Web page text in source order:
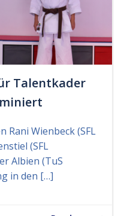
Talentkader
Rani Wienbeck (SFL
(SFL
Albien (TuS
in den […]